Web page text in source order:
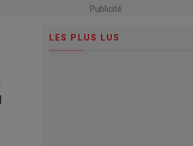
Publicité
LES PLUS LUS